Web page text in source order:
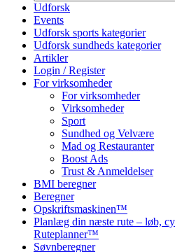
Udforsk
Events
Udforsk sports kategorier
Udforsk sundheds kategorier
Artikler
Login / Register
For virksomheder
For virksomheder
Virksomheder
Sport
Sundhed og Velvære
Mad og Restauranter
Boost Ads
Trust & Anmeldelser
BMI beregner
Beregner
Opskriftsmaskinen™
Planlæg din næste rute – løb,
Ruteplanner™
Søvnberegner